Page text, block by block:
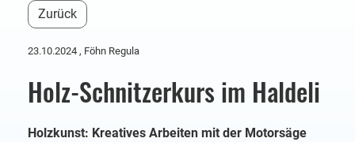
Zurück
23.10.2024 , Föhn Regula
Holz-Schnitzerkurs im Haldeli
Holzkunst: Kreatives Arbeiten mit der Motorsäge